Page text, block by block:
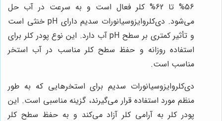
56% تا 62% کلر فعال است و به سرعت در آب حل
می‌شود. دی‌کلروایزوسیانورات سدیم دارای pH خنثی است
و تأثیر کمتری بر سطح pH آب دارد. این نوع پودر کلر برای
استفاده روزانه و حفظ سطح کلر مناسب در آب استخر
مناسب است.
دی‌کلروایزوسیانورات سدیم برای استخرهایی که به طور
منظم مورد استفاده قرار می‌گیرند، گزینه مناسبی است. این
پودر کلر به آرامی کلر آزاد می‌کند و به حفظ سطح کلر